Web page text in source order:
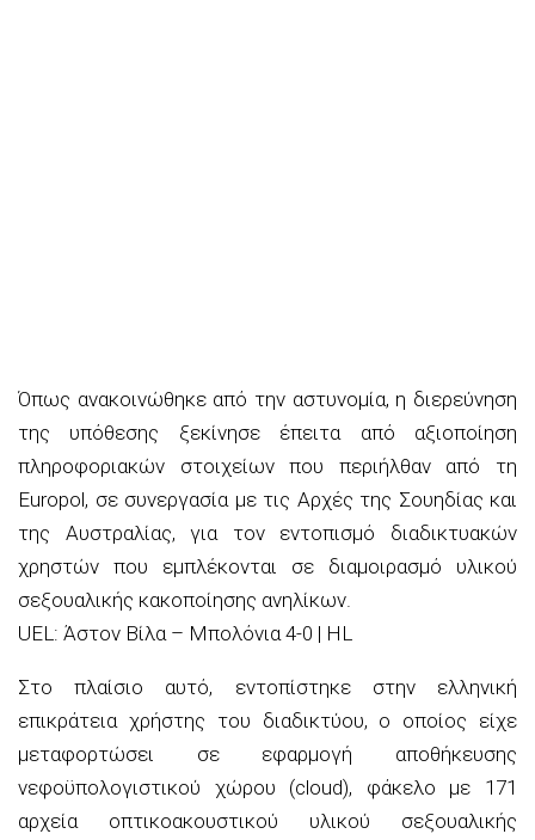
Όπως ανακοινώθηκε από την αστυνομία, η διερεύνηση
της υπόθεσης ξεκίνησε έπειτα από αξιοποίηση
πληροφοριακών στοιχείων που περιήλθαν από τη
Europol, σε συνεργασία με τις Αρχές της Σουηδίας και
της Αυστραλίας, για τον εντοπισμό διαδικτυακών
χρηστών που εμπλέκονται σε διαμοιρασμό υλικού
σεξουαλικής κακοποίησης ανηλίκων.
UEL: Άστον Βίλα – Μπολόνια 4-0 | HL
Στο πλαίσιο αυτό, εντοπίστηκε στην ελληνική
επικράτεια χρήστης του διαδικτύου, ο οποίος είχε
μεταφορτώσει σε εφαρμογή αποθήκευσης
νεφοϋπολογιστικού χώρου (cloud), φάκελο με 171
αρχεία οπτικοακουστικού υλικού σεξουαλικής